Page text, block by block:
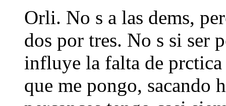
Orli. No s a las dems,
dos por tres. No s si ser
influye la falta de
que me pongo, sacando